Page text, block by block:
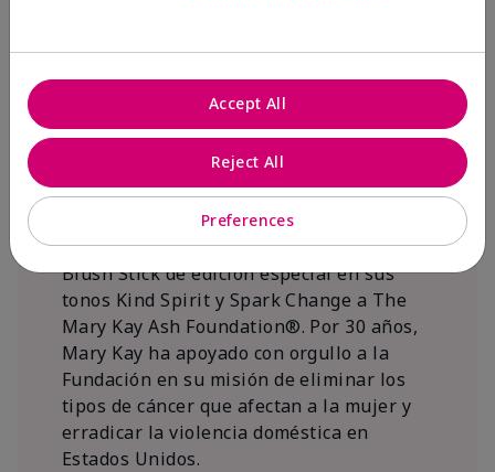
Juntas hacemos la diferencia.
Únete al programa global El rosa cambia
vidas® de Mary Kay y ayuda a cambiar la
vida de mujeres y sus familias en todo el
mundo. En Estados Unidos, del 26 de abril
al 15 de noviembre de 2026, Mary Kay Inc.
donará $1 de cada venta del Mary Kay®
Blush Stick de edición especial en sus
tonos Kind Spirit y Spark Change a The
Mary Kay Ash Foundation®. Por 30 años,
Mary Kay ha apoyado con orgullo a la
Fundación en su misión de eliminar los
tipos de cáncer que afectan a la mujer y
erradicar la violencia doméstica en
Estados Unidos.
Preferences
Reject All
Accept All